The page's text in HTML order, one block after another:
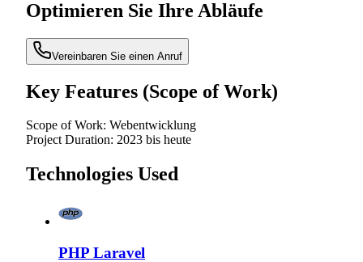
Optimieren Sie Ihre Abläufe
Vereinbaren Sie einen Anruf
Key Features (Scope of Work)
Scope of Work: Webentwicklung
Project Duration: 2023 bis heute
Technologies Used
PHP Laravel